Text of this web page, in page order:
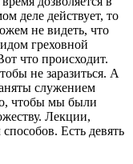
деле действует, то
не видеть, что
греховной
что происходит.
не заразиться. А
служением
чтобы мы были
Лекции,
Есть девять